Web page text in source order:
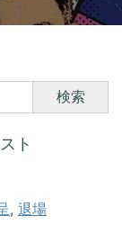
検索
ト
, 退場